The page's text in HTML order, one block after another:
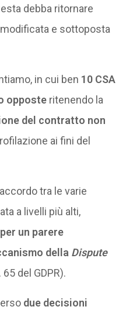
debba ritornare
e sottoposta
in cui ben 10 CSA
opposteritenendo la
del contratto non
ai fini del
tra le varie
a livelli più alti,
per un parere
della Dispute
del GDPR).
due decisioni